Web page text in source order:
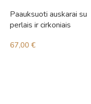
Paauksuoti auskarai su
perlais ir cirkoniais
67,00 €